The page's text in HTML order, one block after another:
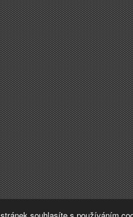
souhlasíte s používáním